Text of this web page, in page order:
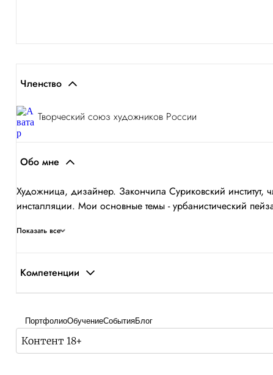
Членство
Творческий союз художников России
Обо мне
Художница, дизайнер. Закончила Суриковский
инсталляции. Мои основные темы - урбанистический
Показать все
Компетенции
ПортфолиоОбучениеСобытияБлог
Контент 18+